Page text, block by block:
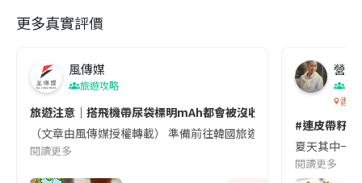
更多真實評價
風傳媒
旅遊攻略
旅遊注意｜搭飛機帶尿袋標明mAh都會被沒收😱出發前切記檢查
（文章由風傳媒授權轉載） 準備前往韓國旅遊的民眾，近期要
閱讀更多
營養
香港
#連皮帶籽
夏天其中一
閱讀更多